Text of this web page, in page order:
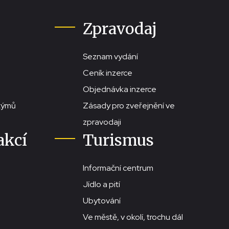
Zpravodaj
Seznam vydání
Ceník inzerce
Objednávka inzerce
Zásady pro zveřejnění ve
zpravodaji
Turismus
Informační centrum
Jídlo a pití
Ubytování
Ve městě, v okolí, trochu dál